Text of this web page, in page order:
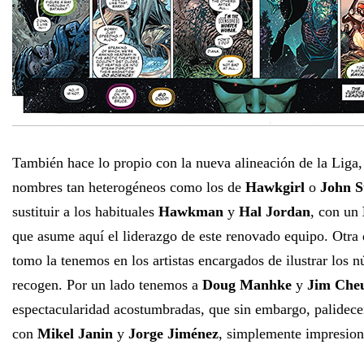
También hace lo propio con la nueva alineación de la
nombres tan heterogéneos como los de Hawkgirl o John
sustituir a los habituales Hawkman y Hal Jordan, con un
que asume aquí el liderazgo de este renovado equipo. Otra
tomo la tenemos en los artistas encargados de ilustrar los
recogen. Por un lado tenemos a Doug Manhke y Jim
espectacularidad acostumbradas, que sin embargo,
con Mikel Janin y Jorge Jiménez, simplemente